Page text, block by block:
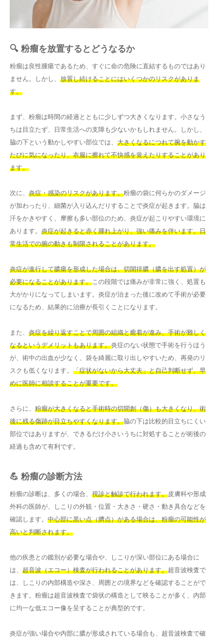
🔍 粉瘤を放置するとどうなるか
粉瘤は良性腫瘍であるため、すぐに命の危険に直結するものではあり
ません。しかし、 放置し続けることにはいくつかのリスクがありま
す。
まず、粉瘤は時間の経過とともに少しずつ大きくなります。小さなう
ちは目立たず、日常生活への支障も少ないかもしれません。しかし、
脇の下という動かしやすい部位では、 大きくなるにつれて腕を動かす
たびに気になったり、衣服に擦れて不快感を覚えたりすることがあり
ます。
次に、 炎症・感染のリスクがあります。粉瘤の袋に何らかのダメージ
が加わったり、細菌が入り込んだりすることで炎症が起きます。脇は
汗をかきやすく、摩擦も多い部位のため、炎症が起こりやすい環境に
あります。 炎症が起きると赤く腫れ上がり、強い痛みを伴います。日
常生活での腕の動きも制限されることがあります。
炎症が進行して膿瘍を形成した場合は、切開排膿（膿を出す処置）が
必要になることがあります。この段階では痛みが非常に強く、処置も
大がかりになってしまいます。炎症が治まった後に改めて手術が必要
になるため、結果的に治療が長引くことになります。
また、 炎症を繰り返すことで周囲の組織と癒着が進み、手術が難しく
なるというデメリットもあります。炎症のない状態で手術を行うほう
が、術中の出血が少なく、袋を綺麗に取り出しやすいため、再発のリ
スクも低くなります。 「症状がないから大丈夫」と自己判断せず、早
めに医師に相談することが重要です。
さらに、 粉瘤が大きくなると手術時の切開創（傷）も大きくなり、術
後に残る傷跡が目立ちやすくなります。脇の下は比較的目立ちにくい
部位ではありますが、できるだけ小さいうちに対処することが術後の
経過も含めて有利です。
💪 粉瘤の診断方法
粉瘤の診断は、多くの場合、 視診と触診で行われます。皮膚科や形成
外科の医師が、しこりの外観・位置・大きさ・硬さ・動き具合などを
確認します。 中心部に黒い点（臍点）がある場合は、粉瘤の可能性が
高いと判断されます。
他の疾患との鑑別が必要な場合や、しこりが深い部位にある場合に
は、 超音波（エコー）検査が行われることがあります。超音波検査で
は、しこりの内部構造や深さ、周囲との境界などを確認することがで
きます。粉瘤は超音波検査で袋状の構造として映ることが多く、内部
に均一な低エコー像を呈することが典型的です。
炎症が強い場合や内部に膿が形成されている場合も、超音波検査で確